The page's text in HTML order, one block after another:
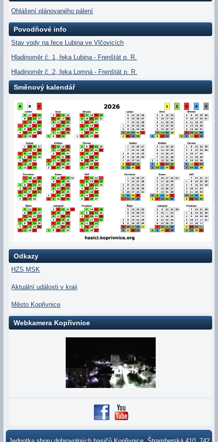
Ohlášení plánovaného pálení
Povodňové info
Stav vody na řece Lubina ve Vlčovicích
Hladinoměr č. 1, řeka Lubina - Frenštát p. R.
Hladinoměr č. 2, řeka Lomná - Frenštát p. R.
Směnový kalendář
Odkazy
HZS MSK
Aktuální události v kraji
Město Kopřivnice
Webkamera Kopřivnice